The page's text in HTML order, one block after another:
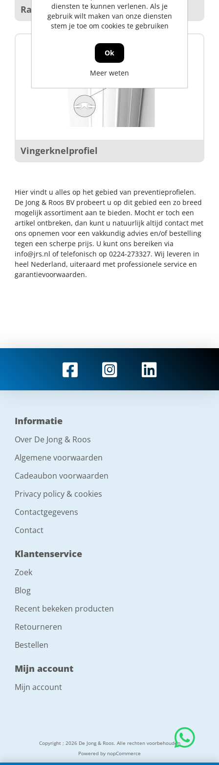
Raampreventieprofiel toebehoren
Vingerknelprofiel
Hier vindt u alles op het gebied van preventieprofielen.
De Jong & Roos BV probeert u op dit gebied een zo breed
mogelijk assortiment aan te bieden. Mocht er toch een
artikel ontbreken, dan kunt u natuurlijk altijd contact met
ons opnemen voor een vakkundig advies en/of bestelling
tegen een scherpe prijs. U kunt ons bereiken via
info@jrs.nl of telefonisch op 0224-273327. Wij leveren in
heel Nederland, uiteraard met professionele service en
garantievoorwaarden.
Informatie
Over De Jong & Roos
Algemene voorwaarden
Cadeaubon voorwaarden
Privacy policy & cookies
Contactgegevens
Contact
Klantenservice
Zoek
Blog
Recent bekeken producten
Retourneren
Bestellen
Mijn account
Mijn account
Copyright ; 2026 De Jong & Roos. Alle rechten voorbehouden
Powered by nopCommerce
diensten te kunnen verlenen. Als je
gebruik wilt maken van onze diensten
stem je toe om cookies te gebruiken
Ok
Meer weten